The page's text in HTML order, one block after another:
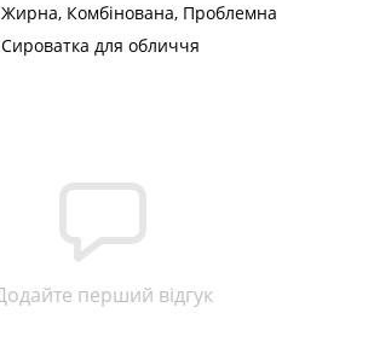
Жирна, Комбінована, Проблемна
Сироватка для обличчя
перший відгук